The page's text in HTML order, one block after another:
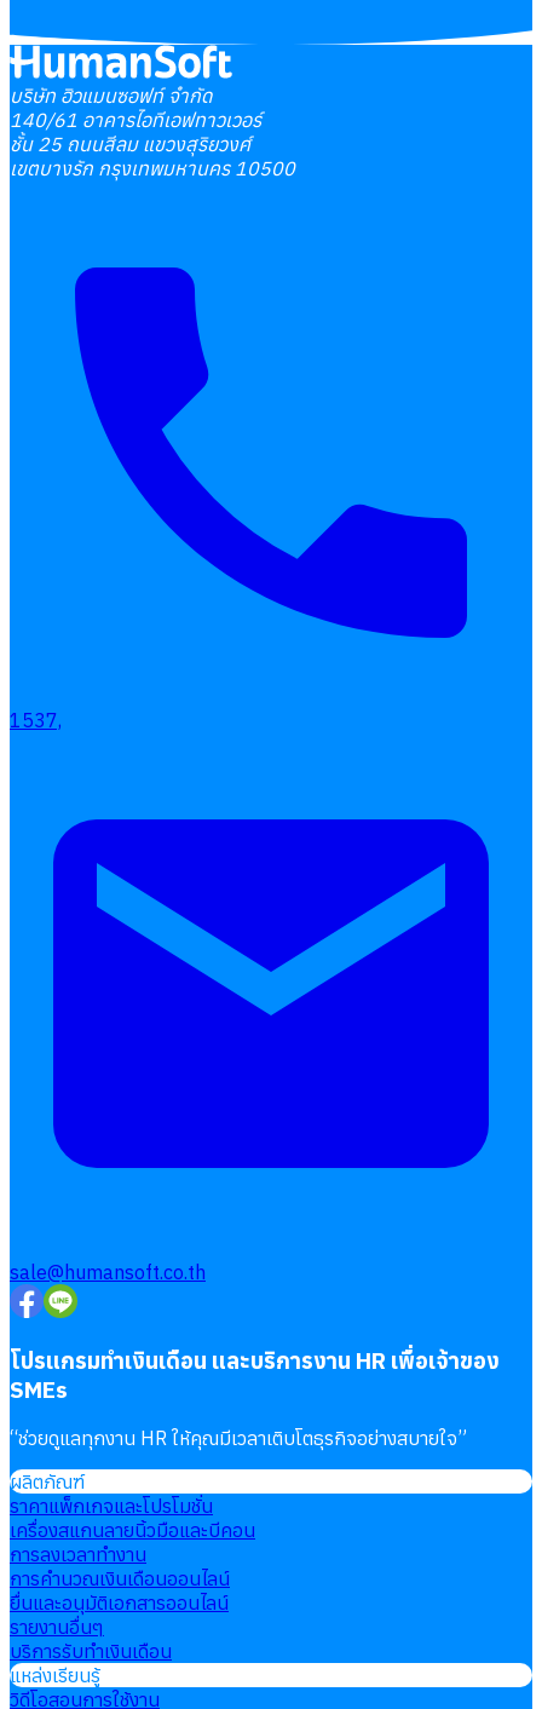
เลือกหัวข้อที่คุณสนใจ
โปรแกรมบริหารงานบุคคล
Follow
บริษัท ฮิวแมนซอฟท์ จำกัด
140/61 อาคารไอทีเอฟทาวเวอร์
ชั้น 25 ถนนสีลม แขวงสุริยวงศ์
เขตบางรัก กรุงเทพมหานคร 10500
1537,
sale@humansoft.co.th
โปรแกรมทำเงินเดือน และบริการงาน HR เพื่อเจ้าของ
SMEs
“ช่วยดูแลทุกงาน HR ให้คุณมีเวลาเติบโตธุรกิจอย่างสบายใจ”
ผลิตภัณฑ์
ราคาแพ็กเกจและโปรโมชั่น
เครื่องสแกนลายนิ้วมือและบีคอน
การลงเวลาทำงาน
การคำนวณเงินเดือนออนไลน์
ยื่นและอนุมัติเอกสารออนไลน์
รายงานอื่นๆ
บริการรับทำเงินเดือน
แหล่งเรียนรู้
วิดีโอสอนการใช้งาน